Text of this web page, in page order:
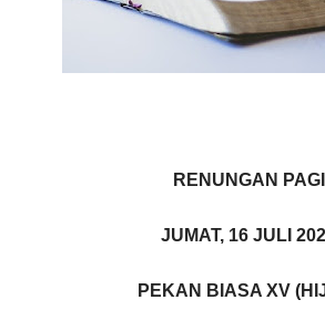
RENUNGAN PAGI
JUMAT, 16 JULI
PEKAN BIASA XV